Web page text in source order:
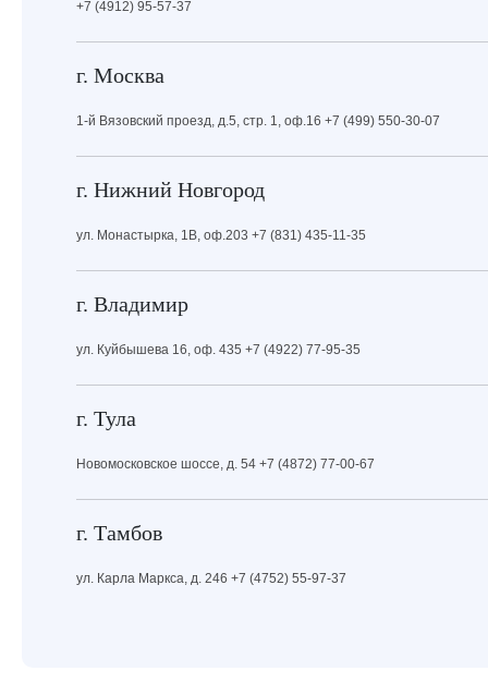
+7 (4912) 95-57-37
г. Москва
1-й Вязовский проезд, д.5, стр. 1, оф.16 +7 (499) 550-30-07
г. Нижний Новгород
ул. Монастырка, 1В, оф.203 +7 (831) 435-11-35
г. Владимир
ул. Куйбышева 16, оф. 435 +7 (4922) 77-95-35
г. Тула
Новомосковское шоссе, д. 54 +7 (4872) 77-00-67
г. Тамбов
ул. Карла Маркса, д. 246 +7 (4752) 55-97-37